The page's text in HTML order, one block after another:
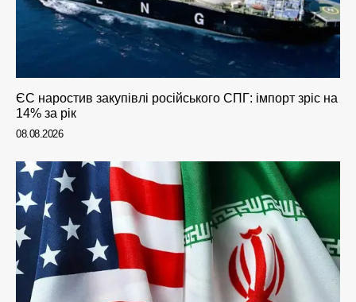
ЄС наростив закупівлі російського СПГ: імпорт зріс на
14% за рік
08.08.2026